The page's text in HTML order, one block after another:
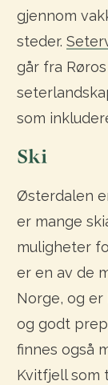
gjennom
steder.
går fra
som
Ski
Østerdalen
er mange
muligheter
er en av de
Norge, og
og godt
finnes også
Kvitfjell som